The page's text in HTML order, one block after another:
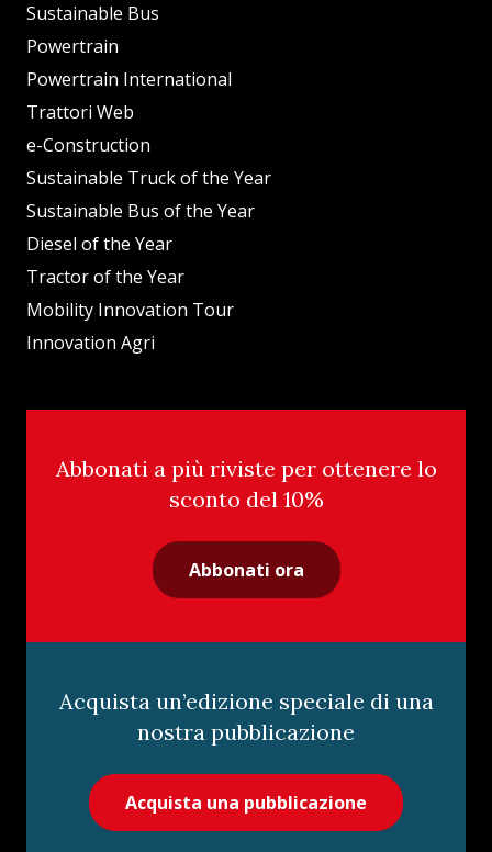
Sustainable Bus
Powertrain
Powertrain International
Trattori Web
e-Construction
Sustainable Truck of the Year
Sustainable Bus of the Year
Diesel of the Year
Tractor of the Year
Mobility Innovation Tour
Innovation Agri
Abbonati a più riviste per ottenere lo
sconto del 10%
Abbonati ora
Acquista un’edizione speciale di una
nostra pubblicazione
Acquista una pubblicazione